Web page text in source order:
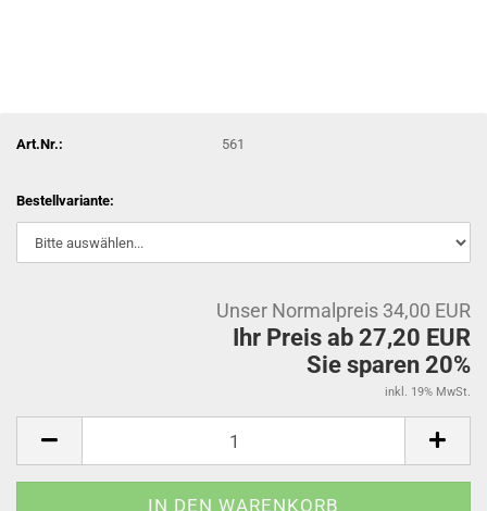
Art.Nr.: 561
Bestellvariante:
Unser Normalpreis 34,00 EUR
Ihr Preis ab 27,20 EUR
Sie sparen 20%
inkl. 19% MwSt.